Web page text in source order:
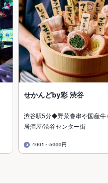
せかんどby彩 渋谷
渋谷駅5分◆野菜巻串や国産牛
居酒屋/渋谷センター街
4001～5000円